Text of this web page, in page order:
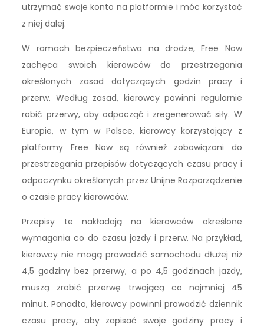
utrzymać swoje konto na platformie i móc korzystać
z niej dalej.
W ramach bezpieczeństwa na drodze, Free Now
zachęca swoich kierowców do przestrzegania
określonych zasad dotyczących godzin pracy i
przerw. Według zasad, kierowcy powinni regularnie
robić przerwy, aby odpocząć i zregenerować siły. W
Europie, w tym w Polsce, kierowcy korzystający z
platformy Free Now są również zobowiązani do
przestrzegania przepisów dotyczących czasu pracy i
odpoczynku określonych przez Unijne Rozporządzenie
o czasie pracy kierowców.
Przepisy te nakładają na kierowców określone
wymagania co do czasu jazdy i przerw. Na przykład,
kierowcy nie mogą prowadzić samochodu dłużej niż
4,5 godziny bez przerwy, a po 4,5 godzinach jazdy,
muszą zrobić przerwę trwającą co najmniej 45
minut. Ponadto, kierowcy powinni prowadzić dziennik
czasu pracy, aby zapisać swoje godziny pracy i